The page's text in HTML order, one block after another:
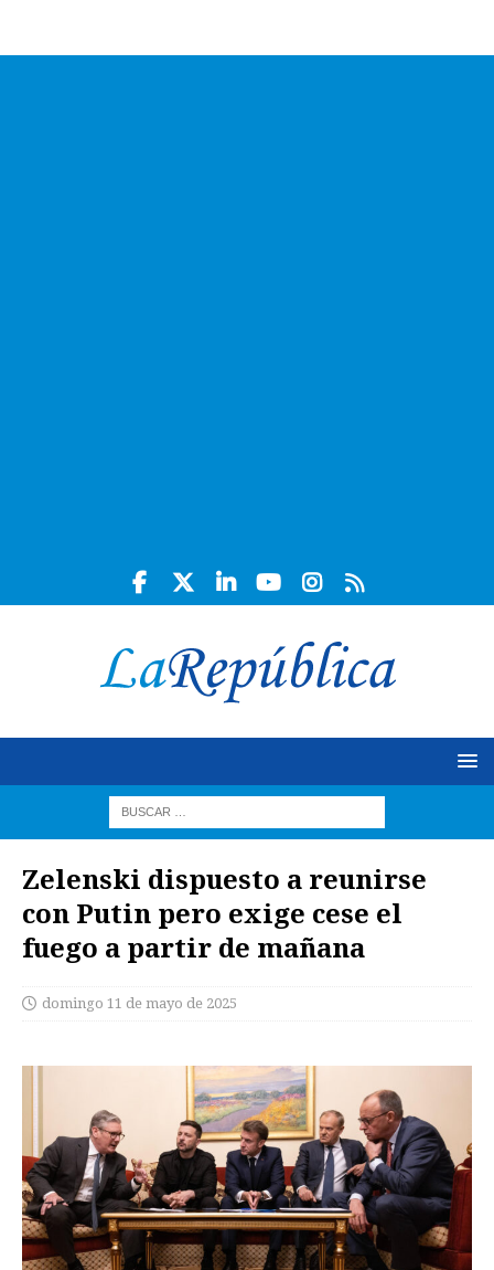
Zelenski dispuesto a reunirse
con Putin pero exige cese el
fuego a partir de mañana
domingo 11 de mayo de 2025